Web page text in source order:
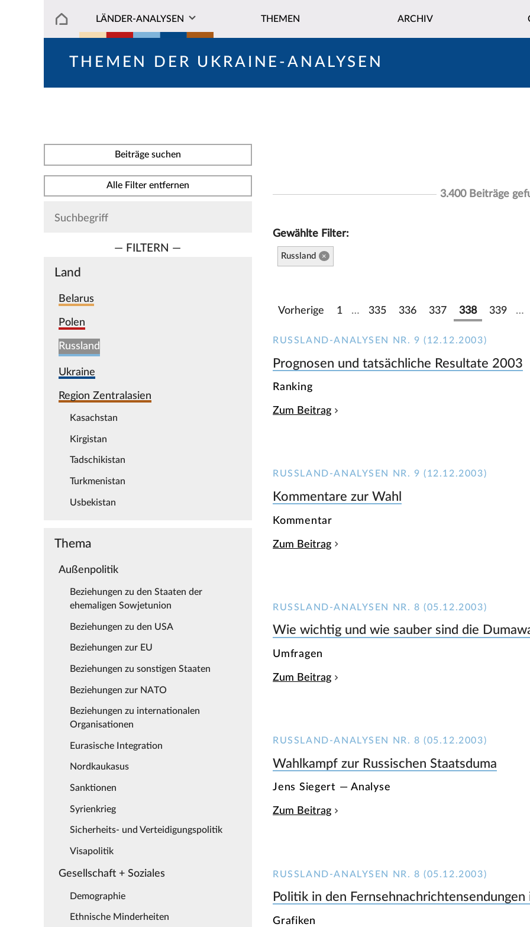
LÄNDER-ANALYSEN THEMEN ARCHIV
THEMEN DER UKRAINE-ANALYSEN
Beiträge suchen
Alle Filter entfernen
— FILTERN —
Land
Belarus
Polen
Russland
Ukraine
Region Zentralasien
Kasachstan
Kirgistan
Tadschikistan
Turkmenistan
Usbekistan
Thema
Außenpolitik
Beziehungen zu den Staaten der
ehemaligen Sowjetunion
Beziehungen zu den USA
Beziehungen zur EU
Beziehungen zu sonstigen Staaten
Beziehungen zur NATO
Beziehungen zu internationalen
Organisationen
Eurasische Integration
Nordkaukasus
Sanktionen
Syrienkrieg
Sicherheits- und Verteidigungspolitik
Visapolitik
Gesellschaft + Soziales
Demographie
Ethnische Minderheiten
3.400 Beiträge
Gewählte Filter:
Russland ×
Vorherige 1 … 335 336 337 338 339 …
RUSSLAND-ANALYSEN NR. 9 (12.12.2003)
Prognosen und tatsächliche Resultate 2003
Ranking
Zum Beitrag
RUSSLAND-ANALYSEN NR. 9 (12.12.2003)
Kommentare zur Wahl
Kommentar
Zum Beitrag
RUSSLAND-ANALYSEN NR. 8 (05.12.2003)
Wie wichtig und wie sauber sind die
Umfragen
Zum Beitrag
RUSSLAND-ANALYSEN NR. 8 (05.12.2003)
Wahlkampf zur Russischen Staatsduma
Jens Siegert — Analyse
Zum Beitrag
RUSSLAND-ANALYSEN NR. 8 (05.12.2003)
Politik in den
Grafiken